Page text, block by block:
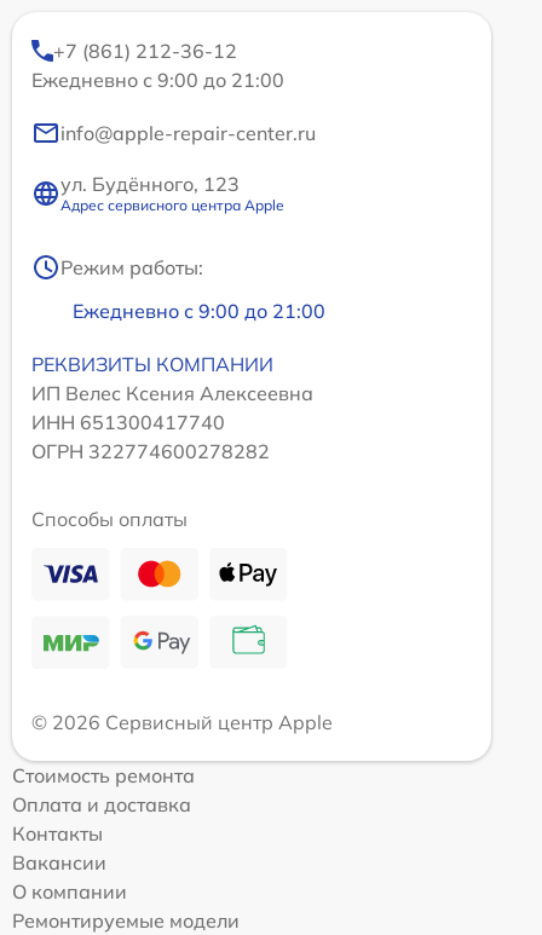
+7 (861) 212-36-12
Ежедневно с 9:00 до 21:00
info@apple-repair-center.ru
ул. Будённого, 123
Адрес сервисного центра Apple
Режим работы:
Ежедневно с 9:00 до 21:00
РЕКВИЗИТЫ КОМПАНИИ
ИП Велес Ксения Алексеевна
ИНН 651300417740
ОГРН 322774600278282
Способы оплаты
© 2026 Сервисный центр Apple
Стоимость ремонта
Оплата и доставка
Контакты
Вакансии
О компании
Ремонтируемые модели